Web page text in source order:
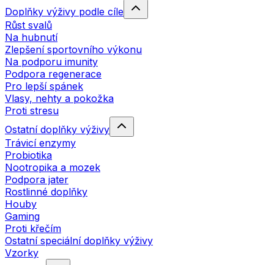
Doplňky výživy podle cíle
Růst svalů
Na hubnutí
Zlepšení sportovního výkonu
Na podporu imunity
Podpora regenerace
Pro lepší spánek
Vlasy, nehty a pokožka
Proti stresu
Ostatní doplňky výživy
Trávicí enzymy
Probiotika
Nootropika a mozek
Podpora jater
Rostlinné doplňky
Houby
Gaming
Proti křečím
Ostatní speciální doplňky výživy
Vzorky